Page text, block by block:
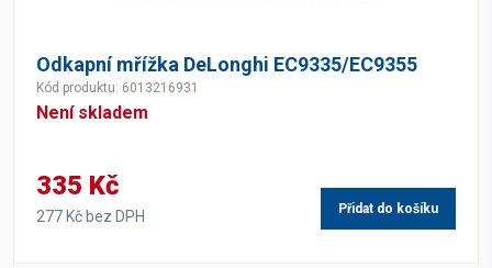
Odkapní mřížka DeLonghi EC9335/EC9355
Kód produktu: 6013216931
Není skladem
335 Kč
277 Kč bez DPH Přidat do košíku